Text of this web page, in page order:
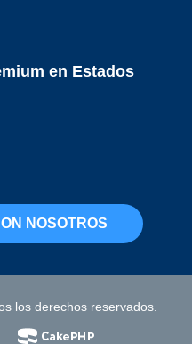
en Estados
NOSOTROS
los derechos reservados.